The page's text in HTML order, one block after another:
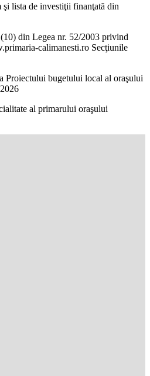
lista de investiţii finanţată din
din Legea nr. 52/2003 privind
calimanesti.ro Secţiunile
Proiectului bugetului local al oraşului
al primarului oraşului